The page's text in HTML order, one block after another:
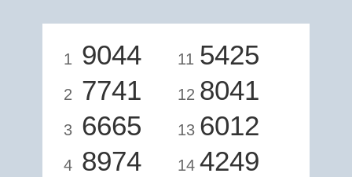
1 9044
2 7741
3 6665
4 8974
11 5425
12 8041
13 6012
14 4249